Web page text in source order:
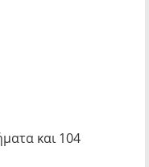
και 104